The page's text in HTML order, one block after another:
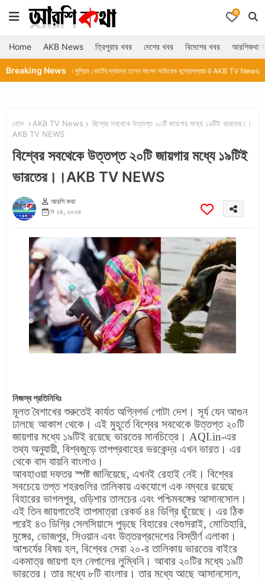
0
Home AKB News ত্রিপুরার খবর দেশের খবর বিদেশের খবর আরশিকথা
Breaking News
ফের সুপ্রিম কোর্টের দ্বারস্থ হলেন সাংসদ অভিষেক বন্দ্যোপাধ্যায় ll AKB TV News এসসি-এসটি
হোম AKB TV News
বিশ্বের সবথেকে উত্তপ্ত ২০টি জায়গার মধ্যে ১৯টিই ভারতের।।
AKB TV NEWS
বিশ্বের সবথেকে উত্তপ্ত ২০টি জায়গার মধ্যে ১৯টিই
ভারতের।।AKB TV NEWS
আরশি কথা
মে ২৪, ২০২৬
নিজস্ব প্রতিনিধিঃ
মূলত বৈশাখের শুরুতেই কার্যত অগ্নিগর্ভ গোটা দেশ। সূর্য যেন আগুন
ঢালছে আকাশ থেকে। এই মুহূর্তে বিশ্বের সবথেকে উত্তপ্ত ২০টি
জায়গার মধ্যে ১৯টিই রয়েছে ভারতের মানচিত্রে। AQI.in-এর
তথ্য অনুযায়ী, বিশ্বজুড়ে তাপপ্রবাহের ভরকেন্দ্র এখন ভারত। এর
থেকে বাদ যায়নি বাংলাও।
আবহাওয়া দফতর স্পষ্ট জানিয়েছে, এখনই রেহাই নেই। বিশ্বের
সবচেয়ে তপ্ত শহরগুলির তালিকায় একযোগে এক নম্বরে রয়েছে
বিহারের ভাগলপুর, ওড়িশার তালচের এবং পশ্চিমবঙ্গের আসানসোল।
এই তিন জায়গাতেই তাপমাত্রা রেকর্ড ৪৪ ডিগ্রি ছুঁয়েছে। এর ঠিক
পরেই ৪৩ ডিগ্রি সেলসিয়াসে পুড়ছে বিহারের বেগুসরাই, মোতিহারি,
মুঙ্গের, ভোজপুর, সিওয়ান এবং উত্তরপ্রদেশের বিস্তীর্ণ এলাকা।
আশ্চর্যের বিষয় হল, বিশ্বের সেরা ২০-র তালিকায় ভারতের বাইরে
একমাত্র জায়গা হল নেপালের লুম্বিনি। আবার ২০টির মধ্যে ১৯টি
ভারতের। তার মধ্যে ৮টি বাংলার। তার মধ্যে আছে আসানসোল,